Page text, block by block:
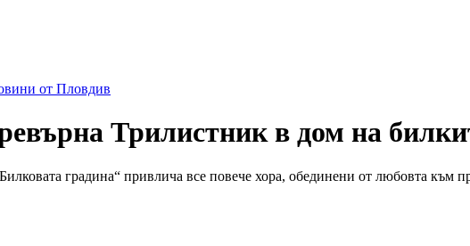
от Пловдив
Трилистник в дом на
градина“ привлича все повече хора, обединени от любовта към